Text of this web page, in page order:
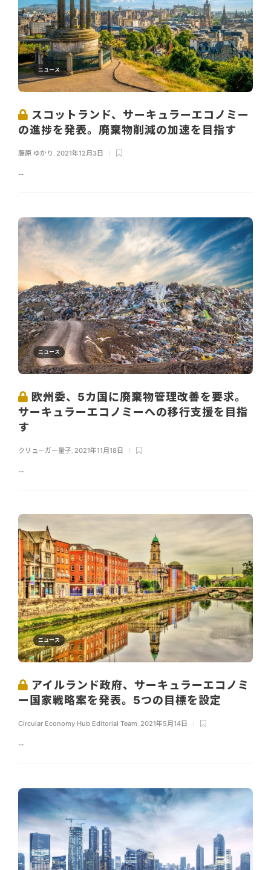
ニュース
スコットランド、サーキュラーエコノミー
の進捗を発表。廃棄物削減の加速を目指す
藤原 ゆかり 2021年12月3日
...
ニュース
欧州委、5カ国に廃棄物管理改善を要求。
サーキュラーエコノミーへの移行支援を目指
す
クリューガー量子 2021年11月18日
...
ニュース
アイルランド政府、サーキュラーエコノミ
ー国家戦略案を発表。5つの目標を設定
Circular Economy Hub Editorial Team, 2021年5月14日
...